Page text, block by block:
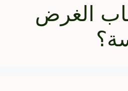
الغرض